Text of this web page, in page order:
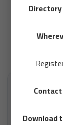
Download
فيها و